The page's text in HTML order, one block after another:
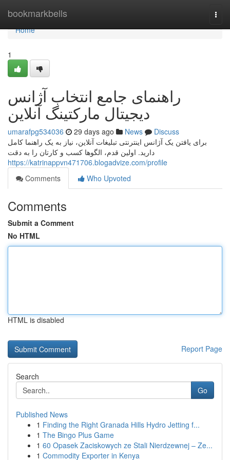
bookmarkbells
Home
Home
1
راهنمای جامع انتخاب آژانس
دیجیتال مارکتینگ آنلاین
umarafpg534036 29 days ago News
Discuss
برای یافتن یک آژانس اینترنتی تبلیغات آنلاین، نیاز به یک راهنما کامل
دارید. اولین قدم، الگوها کسب و کارتان را به دقت
https://katrinappvn471706.blogadvize.com/profile
Comments
Who Upvoted
Comments
Submit a Comment
No HTML
HTML is disabled
Report Page
Search
Go
Published News
1 Finding the Right Granada Hills Hydro Jetting f...
1 The Bingo Plus Game
1 60 Opasek Zaciskowych ze Stali Nierdzewnej – Ze...
1 Commodity Exporter in Kenya